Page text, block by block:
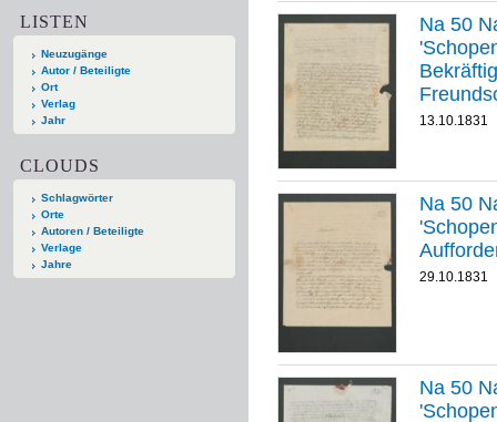
LISTEN
Neuzugänge
Autor / Beteiligte
Ort
Verlag
Jahr
CLOUDS
Schlagwörter
Orte
Autoren / Beteiligte
Verlage
Jahre
Na 50
13.10.1831
Na 50
29.10.1831
Na 50